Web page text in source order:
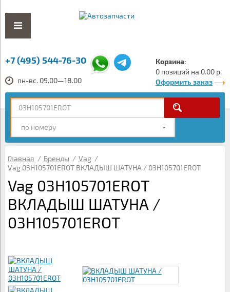
+7 (495) 544-76-30
пн-вс. 09.00—18.00
Корзина:
0 позиций на 0.00 р.
Оформить заказ
по номеру
Главная / Бренды / Vag /
Vag 03H105701EROT ВКЛАДЫШ ШАТУНА / 03H105701EROT
Vag 03H105701EROT
ВКЛАДЫШ ШАТУНА /
03H105701EROT